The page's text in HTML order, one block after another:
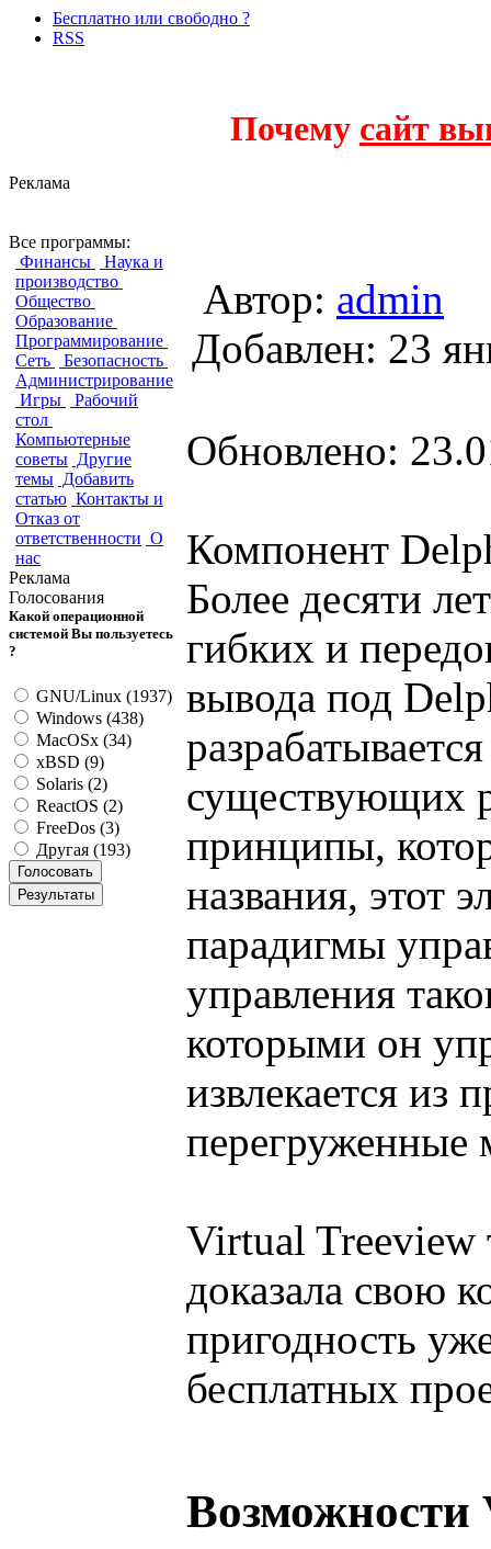
Бесплатно или свободно ?
RSS
Почему сайт
Реклама
Все программы:
Финансы
Наука и
производство
Общество
Образование
Программирование
Сеть
Безопасность
Администрирование
Игры
Рабочий
стол
Компьютерные
советы Другие
темы Добавить
статью Контакты и
Отказ от
ответственности О
нас
Реклама
Голосования
Какой операционной
системой Вы пользуетесь
?
GNU/Linux (1937)
Windows (438)
MacOSx (34)
xBSD (9)
Solaris (2)
ReactOS (2)
FreeDos (3)
Другая (193)
Автор: admin
Добавлен:
Обновлено:
Компонент
Более десяти
гибких и
вывода под
существующих
принципы,
названия, этот
парадигмы
управления
которыми он
извлекается из
перегруженные
Virtual Treeview
доказала свою
пригодность
бесплатных
Возможности